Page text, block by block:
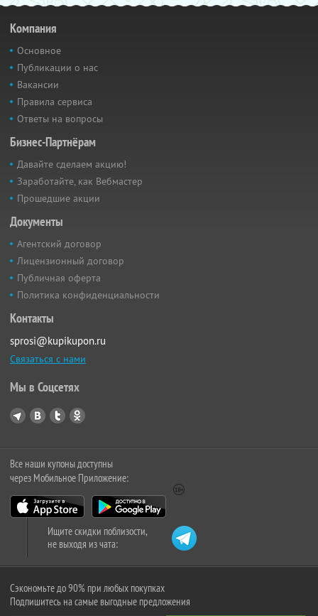
Компания
Основное
Публикации о нас
Вакансии
Правила сервиса
Ответы на вопросы
Бизнес-Партнёрам
Давайте сделаем акцию!
Заработайте, как Вебмастер
Прошедшие акции
Документы
Агентский договор
Лицензионный договор
Публичная оферта
Политика конфиденциальности
Контакты
sprosi@kupikupon.ru
Связаться с нами
Мы в Соцсетях
Все наши купоны доступны
через Мобильное Приложение:
Ищите скидки поблизости,
не выходя из чата:
Сэкономьте до 90% при любых покупках
Подпишитесь на самые выгодные предложения